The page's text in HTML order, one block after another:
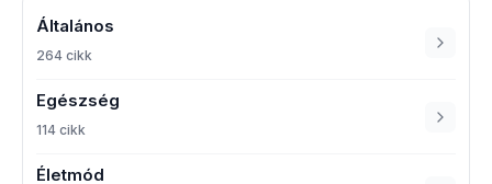
Általános
264 cikk
Egészség
114 cikk
Életmód